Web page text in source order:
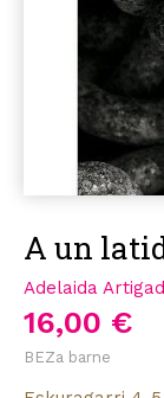
A un
Adelaida
16,00 €
BEZa barne